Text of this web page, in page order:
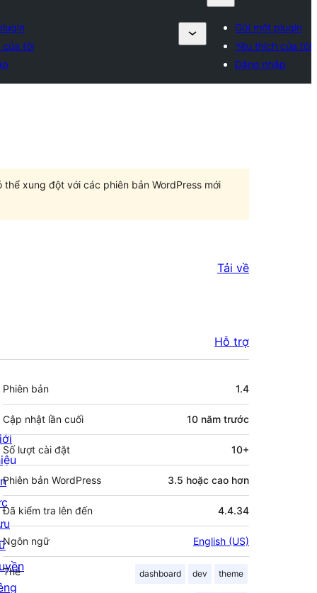
của tôi
Gửi một plugin
Yêu thích của tôi
Đăng nhập
xung đột với các phiên bản WordPress mới
Tải về
Hỗ trợ
Meta
Phiên bản 1.4
Cập nhật lần cuối 10 năm trước
Số lượt cài đặt 10+
Phiên bản WordPress 3.5 hoặc cao hơn
Đã kiểm tra lên đến 4.4.34
Ngôn ngữ English (US)
Thẻ dashboard dev theme